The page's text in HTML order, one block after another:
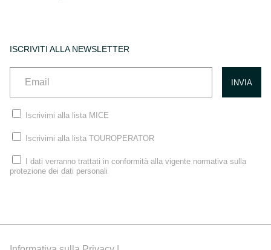
ISCRIVITI ALLA NEWSLETTER
Iscrivimi alla lista MICE
Iscrivimi alla lista TOUROPERATOR
I dati verranno trattati in conformità alla vigente normativa sulla
protezione dei dati personali